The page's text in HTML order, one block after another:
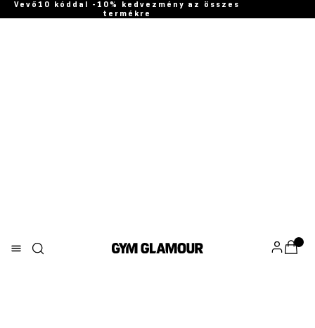
Vevő10 kóddal -10% kedvezmény az összes
termékre